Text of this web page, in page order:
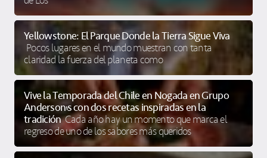
Yellowstone: El Parque Donde la Tierra Sigue Viva
Pocos lugares en el mundo muestran con tanta
claridad la fuerza del planeta como
Vive la Temporada del Chile en Nogada en Grupo
Anderson’s con dos recetas inspiradas en la
tradición Cada año hay un momento que marca el
regreso de uno de los sabores más queridos